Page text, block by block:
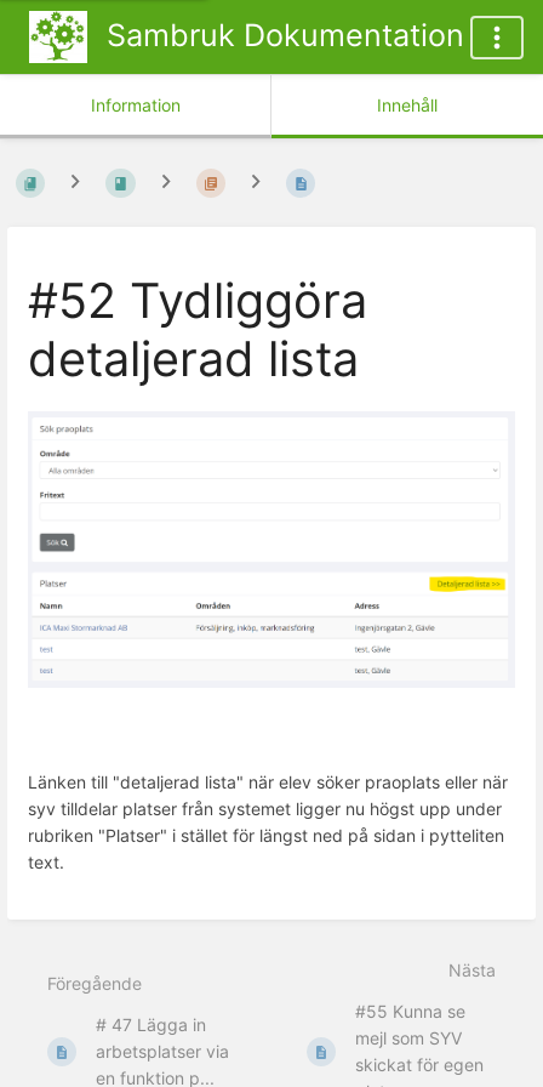
Sambruk Dokumentation
Information Innehåll
#52 Tydliggöra
detaljerad lista
Länken till "detaljerad lista" när elev söker praoplats eller när
syv tilldelar platser från systemet ligger nu högst upp under
rubriken "Platser" i stället för längst ned på sidan i pytteliten
text.
Föregående
# 47 Lägga in
arbetsplatser via
en funktion p...
Nästa
#55 Kunna se
mejl som SYV
skickat för egen